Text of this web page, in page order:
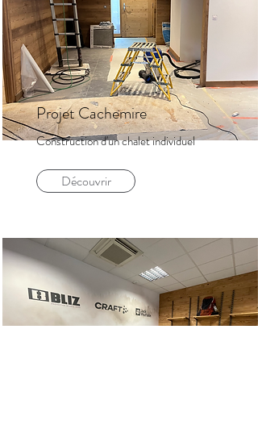
Projet Cachemire
Construction d'un chalet individuel
Découvrir